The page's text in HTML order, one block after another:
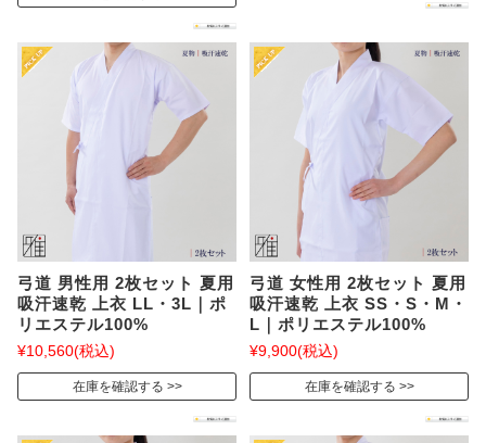
弓道 男性用 2枚セット 夏用
吸汗速乾 上衣 LL・3L｜ポ
リエステル100%
¥10,560(税込)
在庫を確認する
弓道 女性用 2枚セット 夏用
吸汗速乾 上衣 SS・S・M・
L｜ポリエステル100%
¥9,900(税込)
在庫を確認する